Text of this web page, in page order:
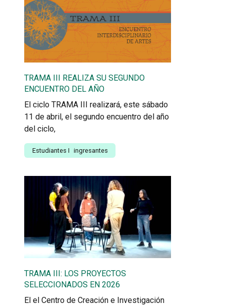
TRAMA III REALIZA SU SEGUNDO
ENCUENTRO DEL AÑO
El ciclo TRAMA III realizará, este sábado
11 de abril, el segundo encuentro del año
del ciclo,
Estudiantes I ingresantes
TRAMA III: LOS PROYECTOS
SELECCIONADOS EN 2026
El el Centro de Creación e Investigación